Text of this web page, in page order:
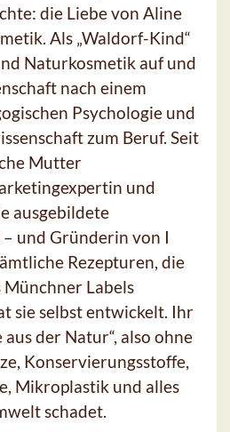
die Liebe von Aline
Als „Waldorf-Kind“
Naturkosmetik auf und
nach einem
Psychologie und
zum Beruf. Seit
Mutter
und
ausgebildete
und Gründerin von I
Rezepturen, die
Labels
sie selbst entwickelt. Ihr
aus der Natur“, also ohne
Konservierungsstoffe,
Mikroplastik und alles
schadet.